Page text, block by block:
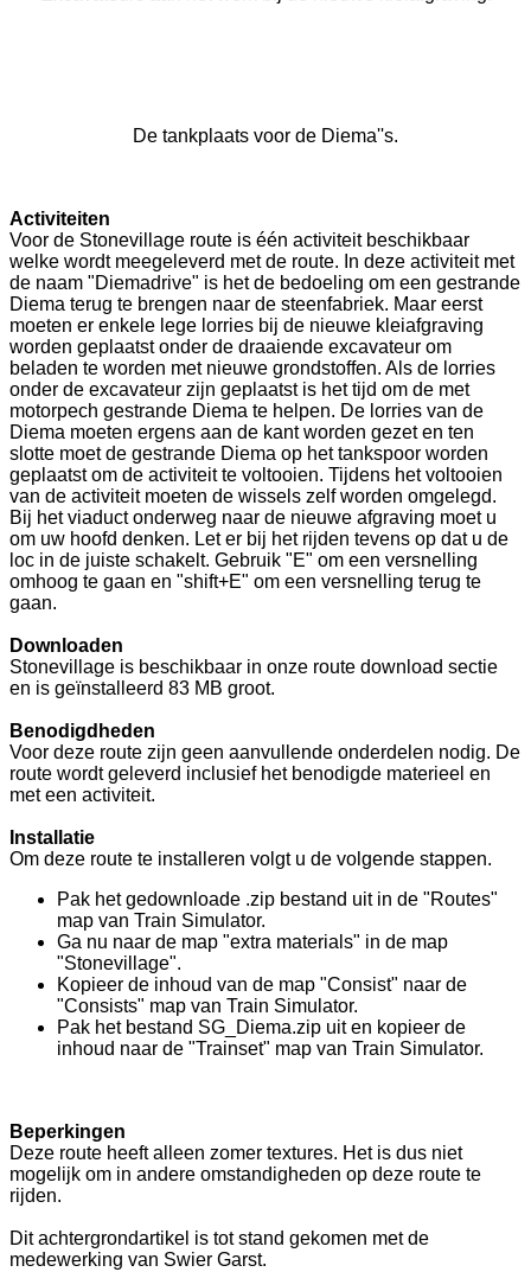
De tankplaats voor de Diema''s.
Activiteiten
Voor de Stonevillage route is één activiteit beschikbaar
welke wordt meegeleverd met de route. In deze activiteit met
de naam "Diemadrive" is het de bedoeling om een gestrande
Diema terug te brengen naar de steenfabriek. Maar eerst
moeten er enkele lege lorries bij de nieuwe kleiafgraving
worden geplaatst onder de draaiende excavateur om
beladen te worden met nieuwe grondstoffen. Als de lorries
onder de excavateur zijn geplaatst is het tijd om de met
motorpech gestrande Diema te helpen. De lorries van de
Diema moeten ergens aan de kant worden gezet en ten
slotte moet de gestrande Diema op het tankspoor worden
geplaatst om de activiteit te voltooien. Tijdens het voltooien
van de activiteit moeten de wissels zelf worden omgelegd.
Bij het viaduct onderweg naar de nieuwe afgraving moet u
om uw hoofd denken. Let er bij het rijden tevens op dat u de
loc in de juiste schakelt. Gebruik "E" om een versnelling
omhoog te gaan en "shift+E" om een versnelling terug te
gaan.
Downloaden
Stonevillage is beschikbaar in onze route download sectie
en is geïnstalleerd 83 MB groot.
Benodigdheden
Voor deze route zijn geen aanvullende onderdelen nodig. De
route wordt geleverd inclusief het benodigde materieel en
met een activiteit.
Installatie
Om deze route te installeren volgt u de volgende stappen.
Pak het gedownloade .zip bestand uit in de "Routes"
map van Train Simulator.
Ga nu naar de map "extra materials" in de map
"Stonevillage".
Kopieer de inhoud van de map "Consist" naar de
"Consists" map van Train Simulator.
Pak het bestand SG_Diema.zip uit en kopieer de
inhoud naar de "Trainset" map van Train Simulator.
Beperkingen
Deze route heeft alleen zomer textures. Het is dus niet
mogelijk om in andere omstandigheden op deze route te
rijden.
Dit achtergrondartikel is tot stand gekomen met de
medewerking van Swier Garst.